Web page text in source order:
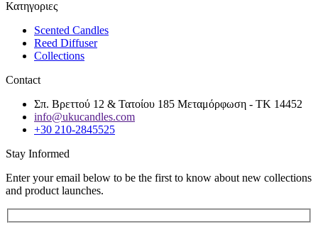
Κατηγοριες
Scented Candles
Reed Diffuser
Collections
Contact
Σπ. Βρεττού 12 & Τατοίου 185 Μεταμόρφωση - ΤΚ 14452
info@ukucandles.com
+30 210-2845525
Stay Informed
Enter your email below to be the first to know about new collections
and product launches.